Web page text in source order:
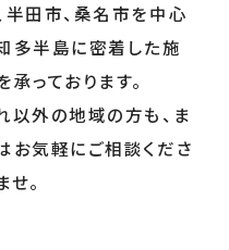
半田市、桑名市を中心
多半島に密着した施
承っております。
以外の地域の方も、ま
お気軽にご相談くださ
せ。